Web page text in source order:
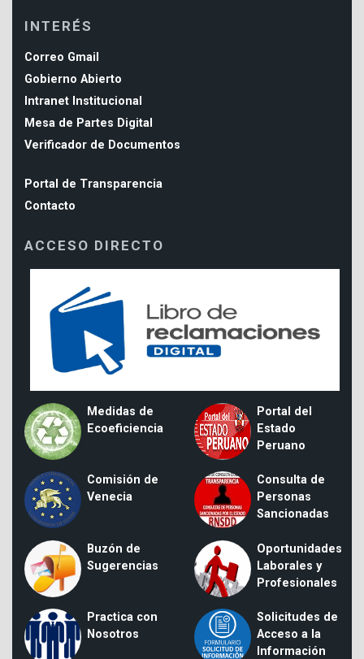
INTERÉS
Correo Gmail
Gobierno Abierto
Intranet Institucional
Mesa de Partes Digital
Verificador de Documentos
Portal de Transparencia
Contacto
ACCESO DIRECTO
Medidas de
Ecoeficiencia
Portal del
Estado
Peruano
Comisión de
Venecia
Consulta de
Personas
Sancionadas
Buzón de
Sugerencias
Oportunidades
Laborales y
Profesionales
Practica con
Nosotros
Solicitudes de
Acceso a la
Información